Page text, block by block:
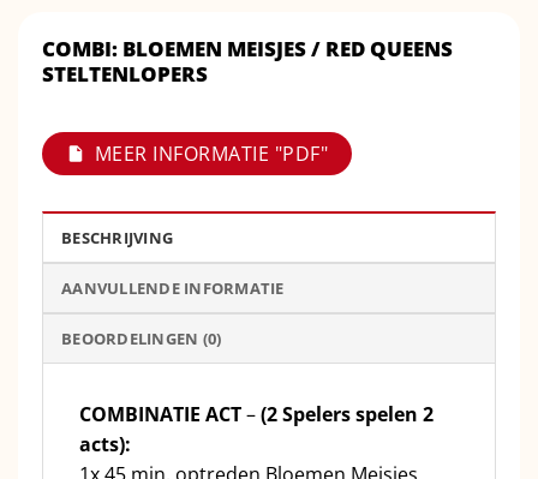
COMBI: BLOEMEN MEISJES / RED QUEENS
STELTENLOPERS
MEER INFORMATIE "PDF"
BESCHRIJVING
AANVULLENDE INFORMATIE
BEOORDELINGEN (0)
COMBINATIE ACT–(2 Spelers spelen 2
acts):